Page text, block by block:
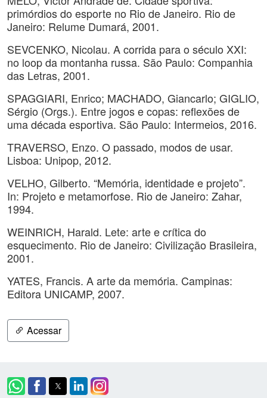
primórdios do esporte no Rio de Janeiro. Rio de
Janeiro: Relume Dumará, 2001.
SEVCENKO, Nicolau. A corrida para o século XXI:
no loop da montanha russa. São Paulo: Companhia
das Letras, 2001.
SPAGGIARI, Enrico; MACHADO, Giancarlo; GIGLIO,
Sérgio (Orgs.). Entre jogos e copas: reflexões de
uma década esportiva. São Paulo: Intermeios, 2016.
TRAVERSO, Enzo. O passado, modos de usar.
Lisboa: Unipop, 2012.
VELHO, Gilberto. “Memória, identidade e projeto”.
In: Projeto e metamorfose. Rio de Janeiro: Zahar,
1994.
WEINRICH, Harald. Lete: arte e crítica do
esquecimento. Rio de Janeiro: Civilização Brasileira,
2001.
YATES, Francis. A arte da memória. Campinas:
Editora UNICAMP, 2007.
Acessar